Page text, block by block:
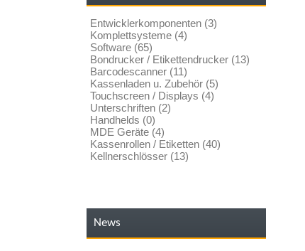
Entwicklerkomponenten (3)
Komplettsysteme (4)
Software (65)
Bondrucker / Etikettendrucker (13)
Barcodescanner (11)
Kassenladen u. Zubehör (5)
Touchscreen / Displays (4)
Unterschriften (2)
Handhelds (0)
MDE Geräte (4)
Kassenrollen / Etiketten (40)
Kellnerschlösser (13)
News